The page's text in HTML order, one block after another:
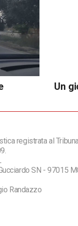
Un
registrata al
SN - 97015
Randazzo